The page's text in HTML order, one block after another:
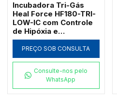
Incubadora Tri-Gás
Heal Force HF180-TRI-
LOW-IC com Controle
de Hipóxia e
Esterilização a 180°C
PREÇO SOB CONSULTA
Consulte-nos pelo
WhatsApp